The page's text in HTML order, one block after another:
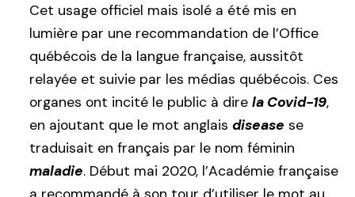
Cet usage officiel mais isolé a été mis en
lumière par une recommandation de l’Office
québécois de la langue française, aussitôt
relayée et suivie par les médias québécois. Ces
organes ont incité le public à dire la Covid-19,
en ajoutant que le mot anglais disease se
traduisait en français par le nom féminin
maladie. Début mai 2020, l’Académie française
a recommandé à son tour d’utiliser le mot au